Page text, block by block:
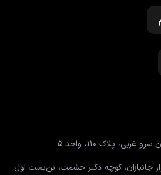
پلاک ۱۱۰، واحد ۵
جانبازان، کوچه دکتر حشمت، بن‌بست اول